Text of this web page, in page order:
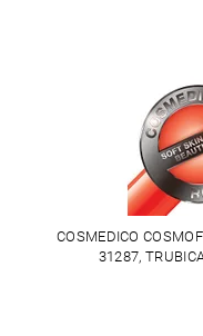
COSMEDICO
31287,